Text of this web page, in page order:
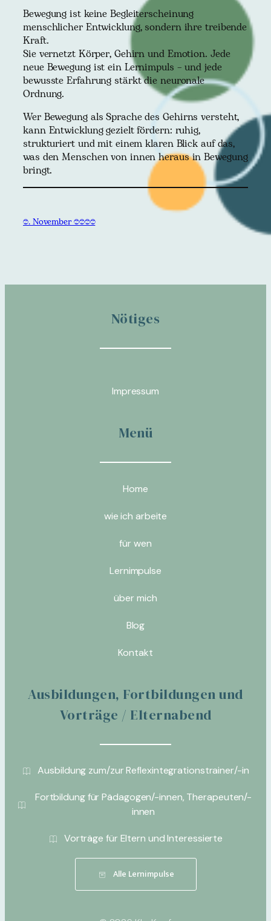
Bewegung ist keine Begleiterscheinung
menschlicher Entwicklung, sondern ihre treibende
Kraft.
Sie vernetzt Körper, Gehirn und Emotion. Jede
neue Bewegung ist ein Lernimpuls – und jede
bewusste Erfahrung stärkt die neuronale
Ordnung.
Wer Bewegung als Sprache des Gehirns versteht,
kann Entwicklung gezielt fördern: ruhig,
strukturiert und mit einem klaren Blick auf das,
was den Menschen von innen heraus in Bewegung
bringt.
6. November 2025
Nötiges
Impressum
Menü
Home
wie ich arbeite
für wen
Lernimpulse
über mich
Blog
Kontakt
Ausbildungen, Fortbildungen und
Vorträge / Elternabend
Ausbildung zum/zur Reflexintegrationstrainer/-in
Fortbildung für Pädagogen/-innen, Therapeuten/-
innen
Vorträge für Eltern und Interessierte
Alle Lernimpulse